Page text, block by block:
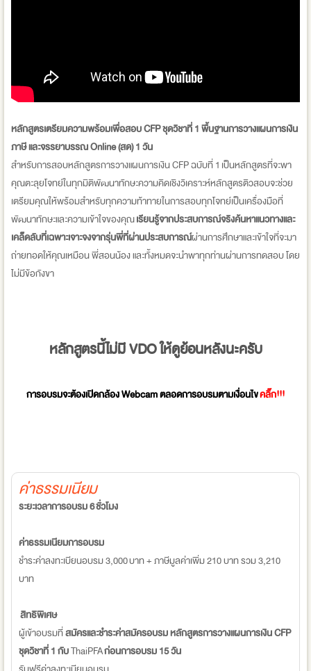
หลักสูตรเตรียมความพร้อมเพื่อสอบ CFP ชุดวิชาที่ 1 พื้นฐานการวางแผนการเงิน
ภาษี และจรรยาบรรณ Online (สด) 1 วัน
สำหรับการสอบหลักสูตรการวางแผนการเงิน CFP ฉบับที่ 1 เป็นหลักสูตรที่จะพา
คุณตะลุยโจทย์ในทุกมิติพัฒนาทักษะความคิดเชิงวิเคราะห์หลักสูตรติวสอบจะช่วย
เตรียมคุณให้พร้อมสำหรับทุกความท้าทายในการสอบทุกโจทย์เป็นเครื่องมือที่
พัฒนาทักษะและความเข้าใจของคุณเรียนรู้จากประสบการณ์จริงค้นหาแนวทางและ
เคล็ดลับที่เฉพาะเจาะจงจากรุ่นพี่ที่ผ่านประสบการณ์ผ่านการศึกษาและเข้าใจที่จะมา
ถ่ายทอดให้คุณเหมือน พี่สอนน้อง และทั้งหมดจะนำพาทุกท่านผ่านการทดสอบ โดย
ไม่มีข้อกังขา
หลักสูตรนี้ไม่มี VDO ให้ดูย้อนหลังนะครับ
การอบรมจะต้องเปิดกล้อง Webcam ตลอดการอบรมตามเงื่อนไขคลิ๊ก!!!
ค่าธรรมเนียม
ระยะเวลาการอบรม 6 ชั่วโมง
ค่าธรรมเนียมการอบรม
ชำระค่าลงทะเบียนอบรม 3,000 บาท + ภาษีมูลค่าเพิ่ม 210 บาท รวม 3,210
บาท
สิทธิพิเศษ
ผู้เข้าอบรมที่สมัครและชำระค่าสมัครอบรม หลักสูตรการวางแผนการเงิน CFP
ชุดวิชาที่ 1 กับThaiPFAก่อนการอบรม 15 วัน